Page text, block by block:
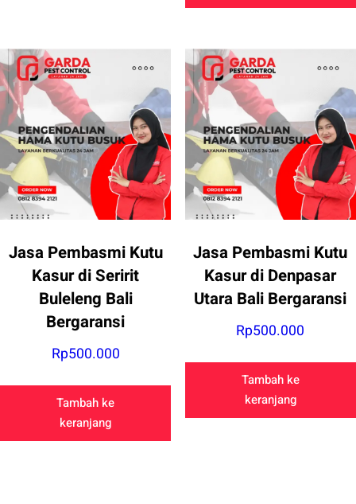
Jasa Pembasmi Kutu
Kasur di Seririt
Buleleng Bali
Bergaransi
Rp500.000
Tambah ke
keranjang
Jasa Pembasmi Kutu
Kasur di Denpasar
Utara Bali Bergaransi
Rp500.000
Tambah ke
keranjang